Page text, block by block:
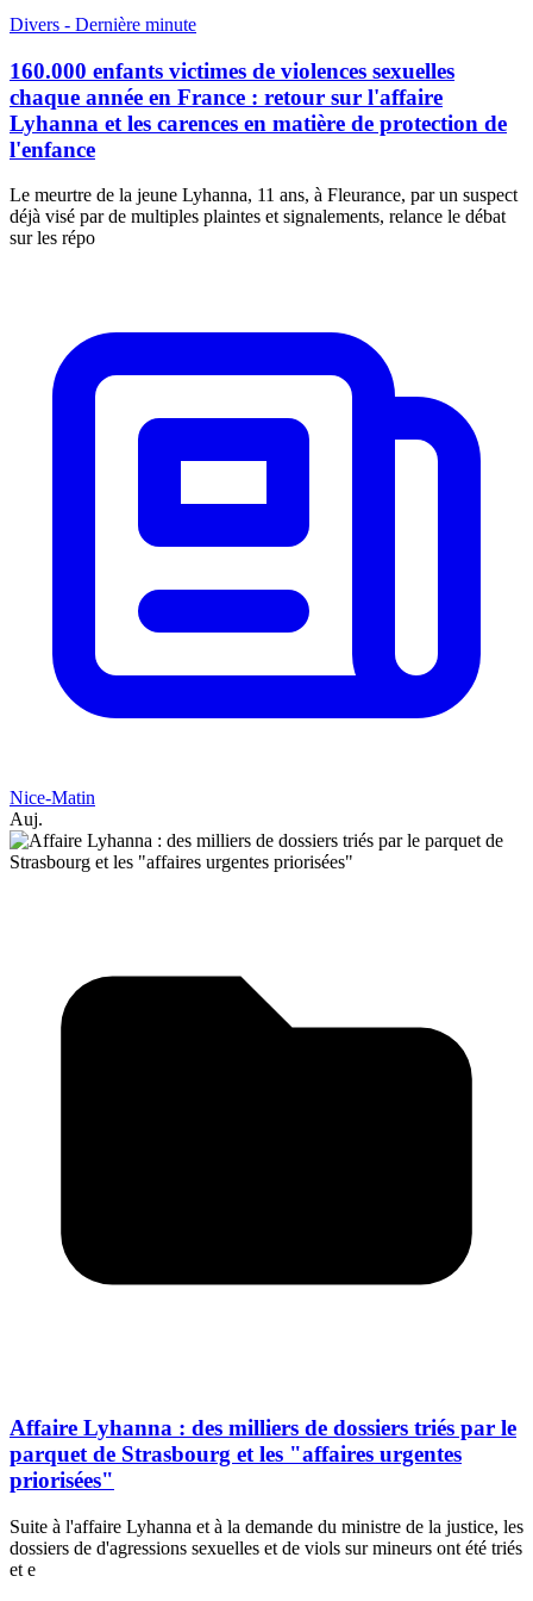
Divers - Dernière minute
160.000 enfants victimes de violences sexuelles
chaque année en France : retour sur l'affaire
Lyhanna et les carences en matière de protection de
l'enfance
Le meurtre de la jeune Lyhanna, 11 ans, à Fleurance, par un suspect
déjà visé par de multiples plaintes et signalements, relance le débat
sur les répo
Nice-Matin
Auj.
Affaire Lyhanna : des milliers de dossiers triés par le
parquet de Strasbourg et les "affaires urgentes
priorisées"
Suite à l'affaire Lyhanna et à la demande du ministre de la justice, les
dossiers de d'agressions sexuelles et de viols sur mineurs ont été triés
et e